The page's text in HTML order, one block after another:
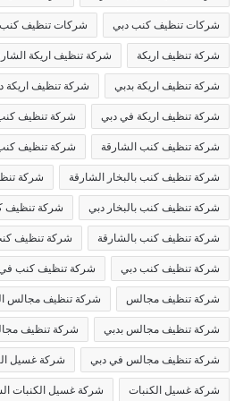
شركات تنظيف كنب دبي شركات تنظيف
شركة تنظيف اريكة شركة تنظيف اريكة
شركة تنظيف اريكة بدبي شركة تنظيف اريكة
شركة تنظيف اريكة في دبي شركة تنظيف
شركة تنظيف كنب الشارقة شركة تنظيف كنب
شركة تنظيف كنب بالبخار الشارقة شركة
شركة تنظيف كنب بالبخار دبي شركة تنظيف
شركة تنظيف كنب بالشارقة شركة تنظيف
شركة تنظيف كنب دبي شركة تنظيف كنب
شركة تنظيف مجالس شركة تنظيف مجالس
شركة تنظيف مجالس بدبي شركة تنظيف
شركة تنظيف مجالس في دبي شركة غسيل
شركة غسيل الكنبات شركة غسيل الكنبات